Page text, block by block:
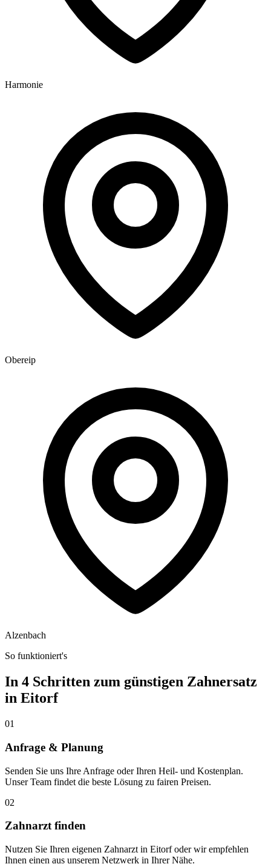
Harmonie
Obereip
Alzenbach
So funktioniert's
In 4 Schritten zum günstigen Zahnersatz
in Eitorf
01
Anfrage & Planung
Senden Sie uns Ihre Anfrage oder Ihren Heil- und Kostenplan.
Unser Team findet die beste Lösung zu fairen Preisen.
02
Zahnarzt finden
Nutzen Sie Ihren eigenen Zahnarzt in Eitorf oder wir empfehlen
Ihnen einen aus unserem Netzwerk in Ihrer Nähe.